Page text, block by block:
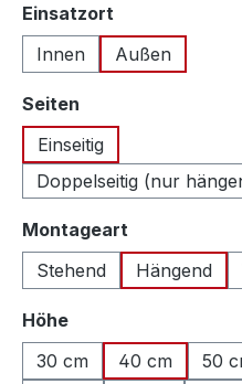
Einsatzort
Innen
Außen
Seiten
Einseitig
Doppelseitig (nur
Montageart
Stehend
Hängend
Höheauswählen
30 cm
40 cm 50